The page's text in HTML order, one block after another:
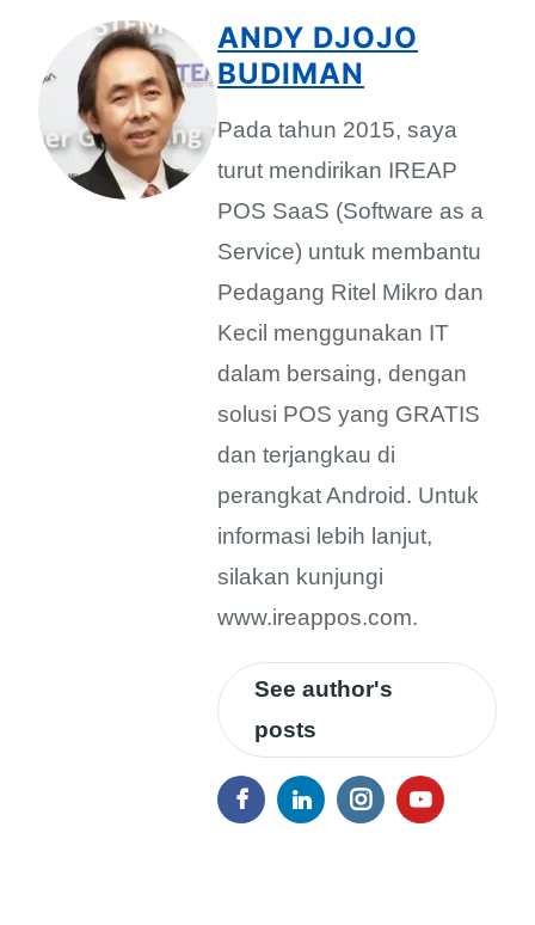
ANDY DJOJO
BUDIMAN
Pada tahun 2015, saya
turut mendirikan IREAP
POS SaaS (Software as a
Service) untuk membantu
Pedagang Ritel Mikro dan
Kecil menggunakan IT
dalam bersaing, dengan
solusi POS yang GRATIS
dan terjangkau di
perangkat Android. Untuk
informasi lebih lanjut,
silakan kunjungi
www.ireappos.com.
See author's
posts